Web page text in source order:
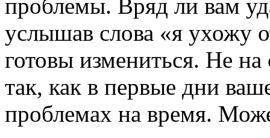
проблемы. Вряд ли вам
услышав слова «я ухожу
готовы измениться. Не на
так, как в первые дни
проблемах на время.